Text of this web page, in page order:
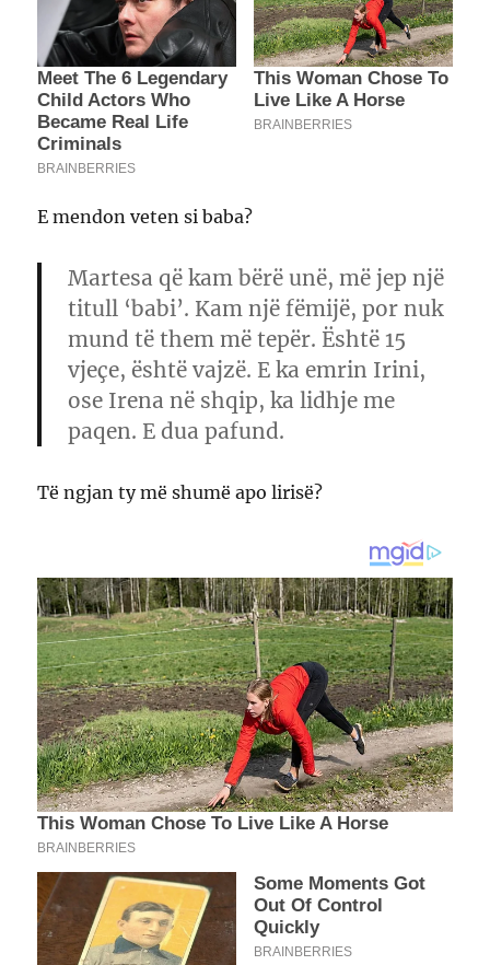
E mendon veten si baba?
Martesa që kam bërë unë, më jep një
titull ‘babi’. Kam një fëmijë, por nuk
mund të them më tepër. Është 15
vjeçe, është vajzë. E ka emrin Irini,
ose Irena në shqip, ka lidhje me
paqen. E dua pafund.
Të ngjan ty më shumë apo lirisë?